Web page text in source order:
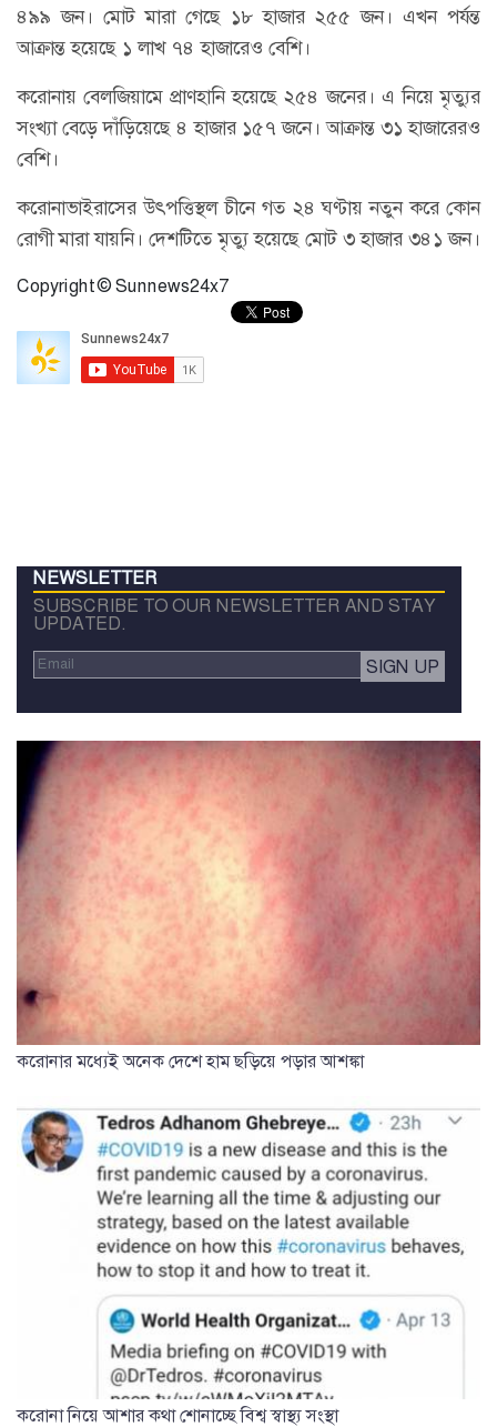
৪৯৯ জন। মোট মারা গেছে ১৮ হাজার ২৫৫ জন। এখন পর্যন্ত
আক্রান্ত হয়েছে ১ লাখ ৭৪ হাজারেও বেশি।
করোনায় বেলজিয়ামে প্রাণহানি হয়েছে ২৫৪ জনের। এ নিয়ে মৃত্যুর
সংখ্যা বেড়ে দাঁড়িয়েছে ৪ হাজার ১৫৭ জনে। আক্রান্ত ৩১ হাজারেরও
বেশি।
করোনাভাইরাসের উৎপত্তিস্থল চীনে গত ২৪ ঘণ্টায় নতুন করে কোন
রোগী মারা যায়নি। দেশটিতে মৃত্যু হয়েছে মোট ৩ হাজার ৩৪১ জন।
Copyright © Sunnews24x7
NEWSLETTER
SUBSCRIBE TO OUR NEWSLETTER AND STAY
UPDATED.
করোনার মধ্যেই অনেক দেশে হাম ছড়িয়ে পড়ার আশঙ্কা
করোনা নিয়ে আশার কথা শোনাচ্ছে বিশ্ব স্বাস্থ্য সংস্থা